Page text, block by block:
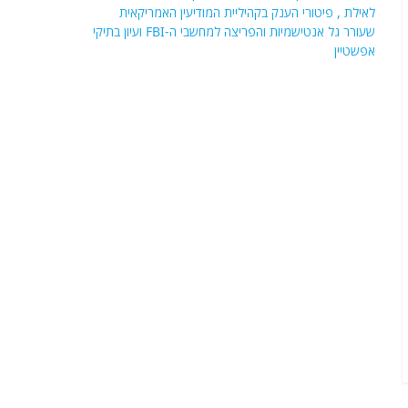
לאילת , פיטורי הענק בקהיליית המודיעין האמריקאית
שעורר גל אנטישמיות והפריצה למחשבי ה-FBI ועיון בתיקי
אפשטיין